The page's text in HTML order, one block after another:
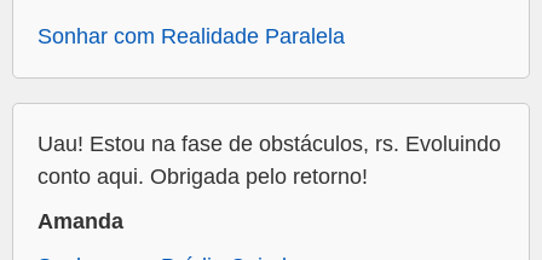
Sonhar com Realidade Paralela
Uau! Estou na fase de obstáculos, rs. Evoluindo
conto aqui. Obrigada pelo retorno!
Amanda